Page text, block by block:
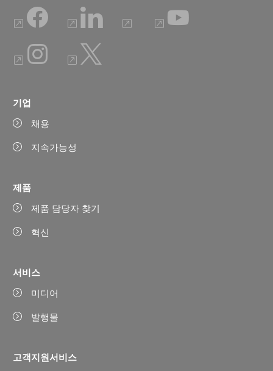
기업
채용
지속가능성
제품
제품 담당자 찾기
혁신
서비스
미디어
발행물
고객지원서비스